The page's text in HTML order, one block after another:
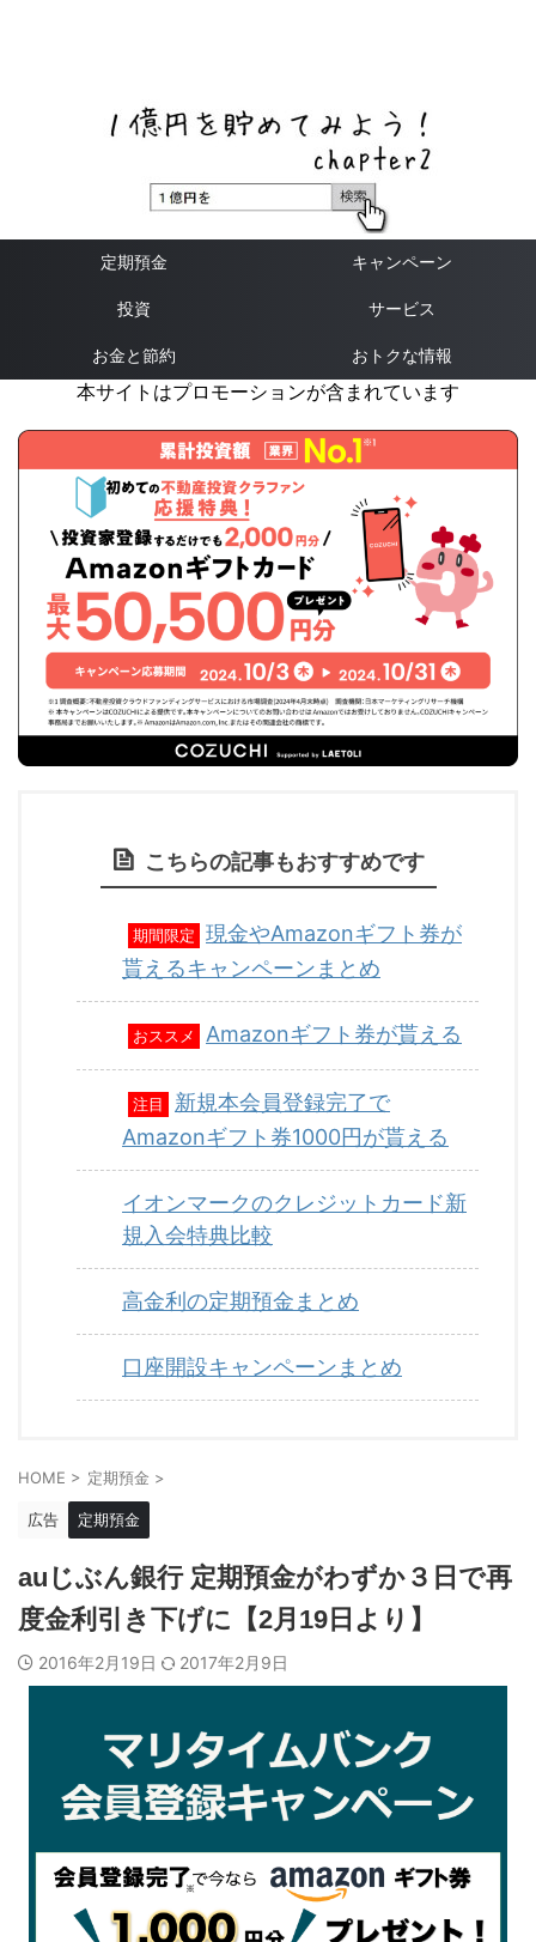
定期預金 キャンペーン
投資 サービス
お金と節約 おトクな情報
本サイトはプロモーションが含まれています
こちらの記事もおすすめです
期間限定
現金やAmazonギフト券が
貰えるキャンペーンまとめ
おススメ Amazonギフト券が貰える
注目
新規本会員登録完了で
Amazonギフト券1000円が貰える
イオンマークのクレジットカード新
規入会特典比較
高金利の定期預金まとめ
口座開設キャンペーンまとめ
HOME > 定期預金 >
広告 定期預金
auじぶん銀行 定期預金がわずか３日で再
度金利引き下げに【2月19日より】
2016年2月19日 2017年2月9日